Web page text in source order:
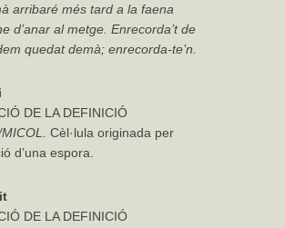
arribaré més tard a la faena
d’anar al metge. Enrecorda’t de
quedat demà; enrecorda-te’n.
DE LA DEFINICIÓ
Cèl·lula originada per
d’una espora.
DE LA DEFINICIÓ